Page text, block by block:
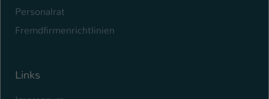
Personalrat
Fremdfirmenrichtlinien
Links